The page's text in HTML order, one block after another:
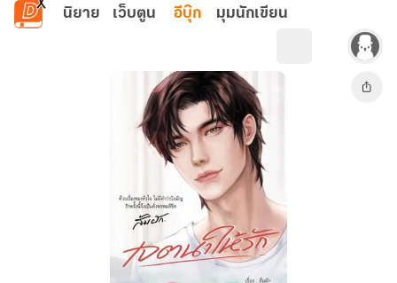
ข้ามไปยังเนื้อหาหลัก
นิยาย เว็บตูน อีบุ๊ก มุมนักเขียน